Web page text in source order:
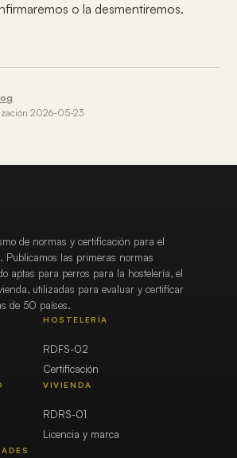
o la desmentiremos.
2026-05-23
de normas y certificación para el
Publicamos las primeras normas
aptas para perros para la hostelería, el
utilizadas para evaluar y certificar
de 50 países.
HOSTELERÍA
RDFS-02
Certificación
VIVIENDA
RDRS-01
Licencia y marca